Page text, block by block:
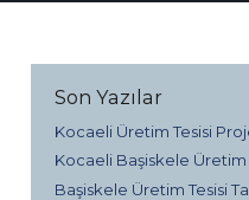
Son Yazılar
Kocaeli Üretim Tesisi
Kocaeli Başiskele Üretim
Başiskele Üretim Tesisi